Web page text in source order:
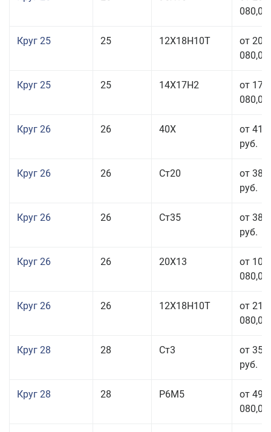
080,00
Круг 25 25 12Х18Н10Т
от 208
080,00
Круг 25 25 14Х17Н2
от 179
080,00
Круг 26 26 40Х
от 41
руб.
Круг 26 26 Ст20
от 38
руб.
Круг 26 26 Ст35
от 38
руб.
Круг 26 26 20Х13
от 103
080,00
Круг 26 26 12Х18Н10Т
от 210
080,00
Круг 28 28 Ст3
от 35
руб.
Круг 28 28 Р6М5
от 499
080,00